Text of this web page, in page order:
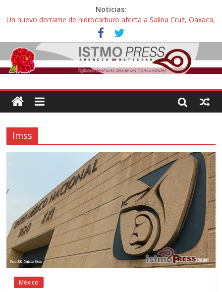
Noticias:
Un nuevo derrame de hidrocarburo afecta a Salina Cruz, Oaxaca;
ahora pescadores de Salinas del Marqués denuncian daños de
Pemex
Ángel, el joven autista expulsado por la Universidad Bienestar de
Ixtepec, Oaxaca vuelve a las aulas tras amparo
Familiares de periodista Alejandro Leyva se reúnen con titular de
intelectuales de su asesinato
Alertan pescadores de Juchitán, Oaxaca de nuevo despojo de su
Pescadores y comuneros ikoots detienen la extracción ilegal de
material pétreo de gravera Oyamel
Imss
México